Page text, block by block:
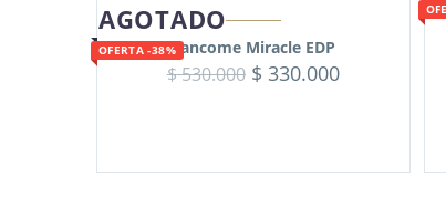
AGOTADO
OFERTA -38%Lancome Miracle EDP
$530.000 $ 330.000